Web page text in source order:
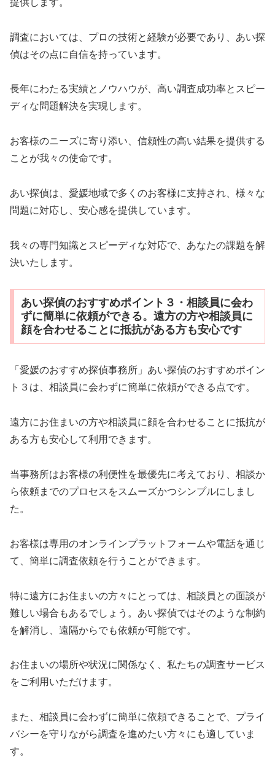
調査においては、プロの技術と経験が必要であり、あい探
偵はその点に自信を持っています。
長年にわたる実績とノウハウが、高い調査成功率とスピー
ディな問題解決を実現します。
お客様のニーズに寄り添い、信頼性の高い結果を提供する
ことが我々の使命です。
あい探偵は、愛媛地域で多くのお客様に支持され、様々な
問題に対応し、安心感を提供しています。
我々の専門知識とスピーディな対応で、あなたの課題を解
決いたします。
あい探偵のおすすめポイント３・相談員に会わ
ずに簡単に依頼ができる。遠方の方や相談員に
顔を合わせることに抵抗がある方も安心です
「愛媛のおすすめ探偵事務所」あい探偵のおすすめポイン
ト３は、相談員に会わずに簡単に依頼ができる点です。
遠方にお住まいの方や相談員に顔を合わせることに抵抗が
ある方も安心して利用できます。
当事務所はお客様の利便性を最優先に考えており、相談か
ら依頼までのプロセスをスムーズかつシンプルにしまし
た。
お客様は専用のオンラインプラットフォームや電話を通じ
て、簡単に調査依頼を行うことができます。
特に遠方にお住まいの方々にとっては、相談員との面談が
難しい場合もあるでしょう。あい探偵ではそのような制約
を解消し、遠隔からでも依頼が可能です。
お住まいの場所や状況に関係なく、私たちの調査サービス
をご利用いただけます。
また、相談員に会わずに簡単に依頼できることで、プライ
バシーを守りながら調査を進めたい方々にも適していま
す。